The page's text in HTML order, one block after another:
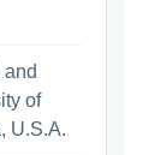
of
U.S.A.